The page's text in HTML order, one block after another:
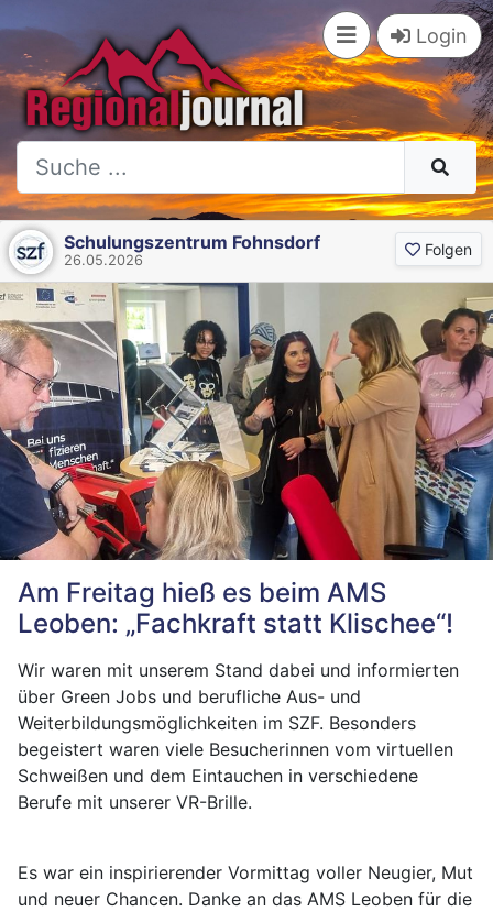
Login
Schulungszentrum Fohnsdorf
26.05.2026
Folgen
Am Freitag hieß es beim AMS
Leoben: „Fachkraft statt Klischee“!
Wir waren mit unserem Stand dabei und informierten
über Green Jobs und berufliche Aus- und
Weiterbildungsmöglichkeiten im SZF. Besonders
begeistert waren viele Besucherinnen vom virtuellen
Schweißen und dem Eintauchen in verschiedene
Berufe mit unserer VR-Brille.
Es war ein inspirierender Vormittag voller Neugier, Mut
und neuer Chancen. Danke an das AMS Leoben für die